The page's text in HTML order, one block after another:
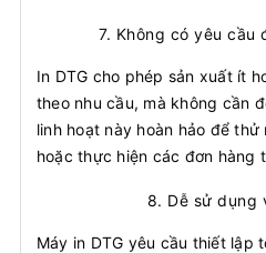
7. Không có yêu cầu
In DTG cho phép sản xuất ít
theo nhu cầu, mà không cần
linh hoạt này hoàn hảo để
hoặc thực hiện các đơn hàng
8. Dễ sử dụng
Máy in DTG yêu cầu thiết lập